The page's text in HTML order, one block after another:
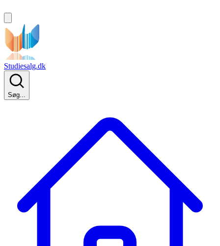
Studiesalg.dk
Søg...